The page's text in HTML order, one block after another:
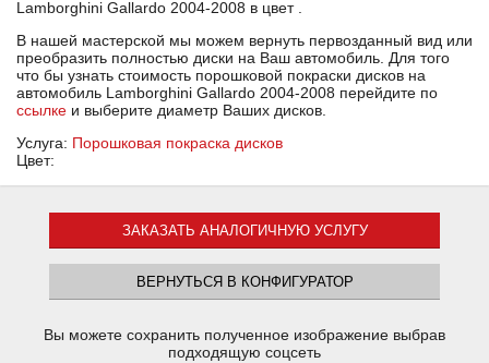
Lamborghini Gallardo 2004-2008 в цвет .
В нашей мастерской мы можем вернуть первозданный вид или
преобразить полностью диски на Ваш автомобиль. Для того
что бы узнать стоимость порошковой покраски дисков на
автомобиль Lamborghini Gallardo 2004-2008 перейдите по
ссылке и выберите диаметр Ваших дисков.
Услуга: Порошковая покраска дисков
Цвет:
ЗАКАЗАТЬ АНАЛОГИЧНУЮ УСЛУГУ
ВЕРНУТЬСЯ В КОНФИГУРАТОР
Вы можете сохранить полученное изображение выбрав
подходящую соцсеть